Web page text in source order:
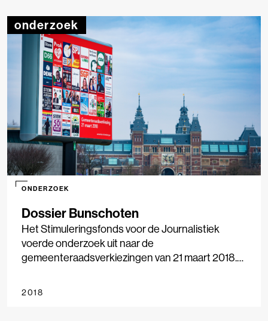
die lokale media spelen bij de verkiezingen, hoe
lokaal nieuws wordt geconsumeerd en in
hoeverre media(gebruik) van invloed is op
stemgedrag. Het onderzoek is uitgevoerd in
samenwerking met LJS Nieuwsmonitor, Vrije
Universiteit Amsterdam en Hogeschool
Windesheim.
onderzoek
Dossier Bunschoten
ONDERZOEK
Het Stimuleringsfonds voor de Journalistiek
voerde onderzoek uit naar de
gemeenteraadsverkiezingen van 21 maart 2018.
Amsterdam tot Smallingerland, waarbij we keken
2018